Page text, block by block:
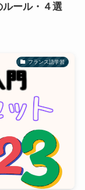
ール・４選
フランス語学習